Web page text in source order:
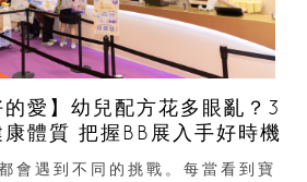
的愛】幼兒配方花多眼亂？3
體質 把握BB展入手好時機
會遇到不同的挑戰。每當看到寶